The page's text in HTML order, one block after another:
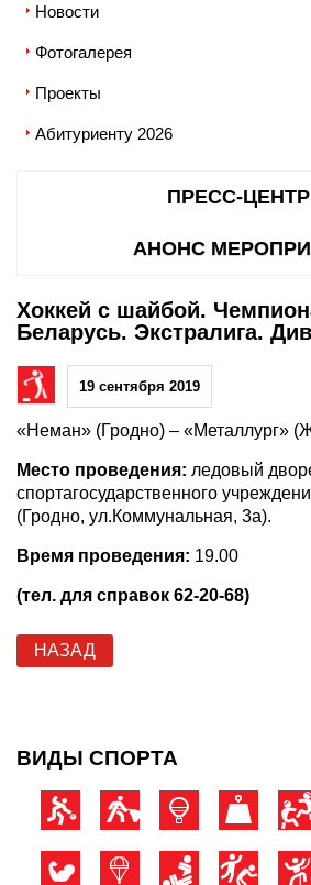
Новости
Фотогалерея
Проекты
Абитуриенту 2026
ПРЕСС-ЦЕНТР
АНОНС
Хоккей с шайбой.
Беларусь. Экстралига.
19 сентября 2019
«Неман» (Гродно) – «Металлург»
Место проведения: ледовый
спортагосударственного
(Гродно, ул.Коммунальная, 3а).
Время проведения: 19.00
(тел. для справок 62-20-68)
НАЗАД
ВИДЫ СПОРТА